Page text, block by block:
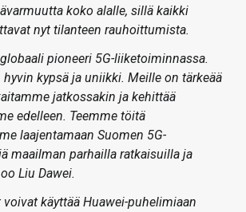
koko alalle, sillä kaikki
nyt tilanteen rauhoittumista.
pioneeri 5G-liiketoiminnassa.
kypsä ja uniikki. Meille on tärkeää
jatkossakin ja kehittää
edelleen. Teemme töitä
laajentamaan Suomen 5G-
maailman parhailla ratkaisuilla ja
Liu Dawei.
käyttää Huawei-puhelimiaan